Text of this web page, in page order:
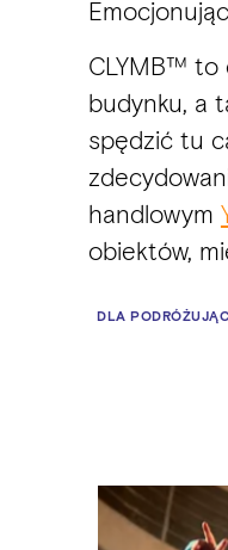
CLYMB™ to
budynku, a
spędzić tu
handlowym
obiektów,
DLA